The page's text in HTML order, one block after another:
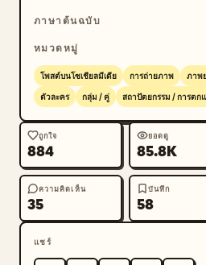
ภาษาต้นฉบับ
หมวดหมู่
โพสต์บนโซเชียลมีเดีย การถ่ายภาพ ภาพ
ตัวละคร กลุ่ม / คู่ สถาปัตยกรรม / การตก
ถูกใจ
884
ยอดดู
85.8K
ความคิดเห็น
35
บันทึก
58
แชร์